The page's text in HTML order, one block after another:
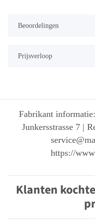
Beoordelingen
Prijsverloop
Fabrikant
Junkersstrasse 7 |
https://
Klanten